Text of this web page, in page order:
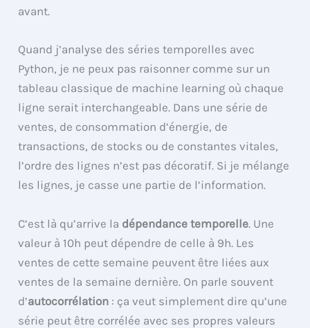
avant.
Quand j’analyse des séries temporelles avec
Python, je ne peux pas raisonner comme sur un
tableau classique de machine learning où chaque
ligne serait interchangeable. Dans une série de
ventes, de consommation d’énergie, de
transactions, de stocks ou de constantes vitales,
l’ordre des lignes n’est pas décoratif. Si je mélange
les lignes, je casse une partie de l’information.
C’est là qu’arrive la dépendance temporelle. Une
valeur à 10h peut dépendre de celle à 9h. Les
ventes de cette semaine peuvent être liées aux
ventes de la semaine dernière. On parle souvent
d’autocorrélation : ça veut simplement dire qu’une
série peut être corrélée avec ses propres valeurs